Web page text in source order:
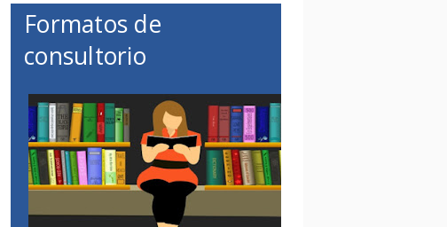
Formatos de
consultorio